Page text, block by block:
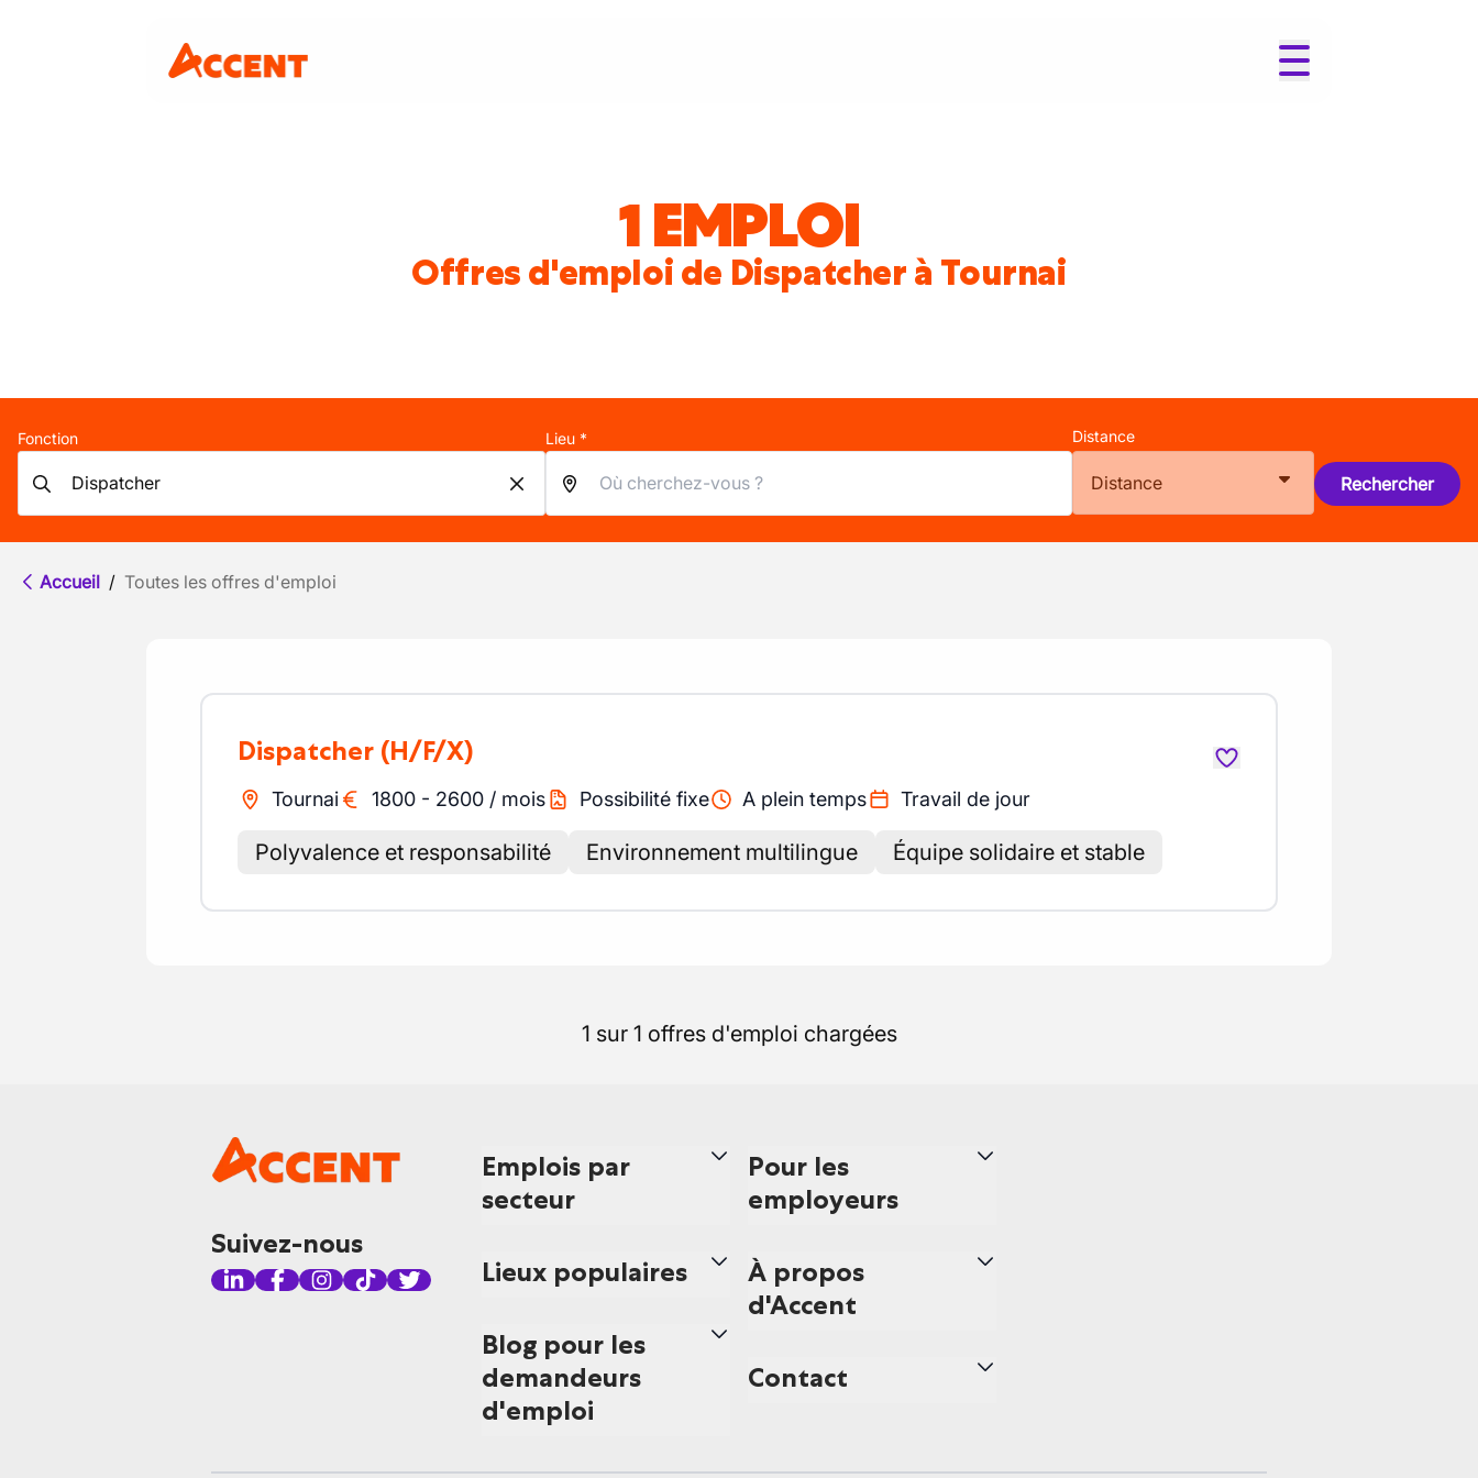
1 EMPLOI
Offres d'emploi de Dispatcher à Tournai
Fonction Lieu * Distance
Distance Rechercher
Accueil / Toutes les offres d'emploi
Dispatcher (H/F/X)
Tournai 1800 - 2600 / mois Possibilité fixe A plein temps Travail de jour
Polyvalence et responsabilité Environnement multilingue Équipe solidaire et stable
1 sur 1 offres d'emploi chargées
Suivez-nous
Emplois par
secteur
Lieux populaires
Blog pour les
demandeurs
d'emploi
Pour les
employeurs
À propos
d'Accent
Contact